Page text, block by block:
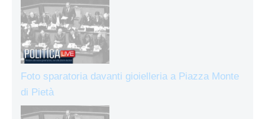
Foto sparatoria davanti gioielleria a Piazza Monte
di Pietà